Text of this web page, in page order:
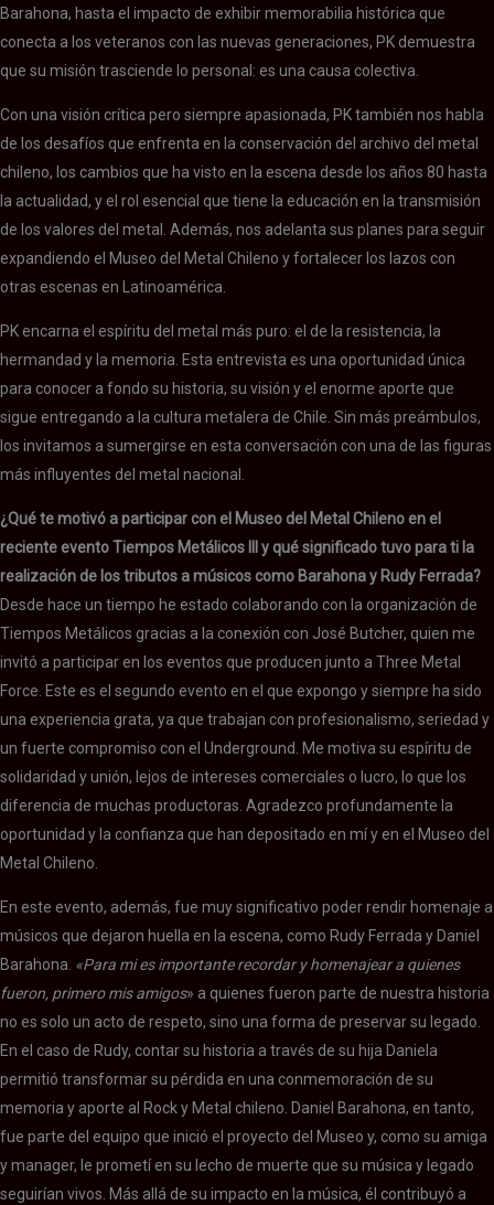
Barahona, hasta el impacto de exhibir memorabilia histórica que
conecta a los veteranos con las nuevas generaciones, PK demuestra
que su misión trasciende lo personal: es una causa colectiva.
Con una visión crítica pero siempre apasionada, PK también nos habla
de los desafíos que enfrenta en la conservación del archivo del metal
chileno, los cambios que ha visto en la escena desde los años 80 hasta
la actualidad, y el rol esencial que tiene la educación en la transmisión
de los valores del metal. Además, nos adelanta sus planes para seguir
expandiendo el Museo del Metal Chileno y fortalecer los lazos con
otras escenas en Latinoamérica.
PK encarna el espíritu del metal más puro: el de la resistencia, la
hermandad y la memoria. Esta entrevista es una oportunidad única
para conocer a fondo su historia, su visión y el enorme aporte que
sigue entregando a la cultura metalera de Chile. Sin más preámbulos,
los invitamos a sumergirse en esta conversación con una de las figuras
más influyentes del metal nacional.
¿Qué te motivó a participar con el Museo del Metal Chileno en el
reciente evento Tiempos Metálicos III y qué significado tuvo para ti la
realización de los tributos a músicos como Barahona y Rudy Ferrada?
Desde hace un tiempo he estado colaborando con la organización de
Tiempos Metálicos gracias a la conexión con José Butcher, quien me
invitó a participar en los eventos que producen junto a Three Metal
Force. Este es el segundo evento en el que expongo y siempre ha sido
una experiencia grata, ya que trabajan con profesionalismo, seriedad y
un fuerte compromiso con el Underground. Me motiva su espíritu de
solidaridad y unión, lejos de intereses comerciales o lucro, lo que los
diferencia de muchas productoras. Agradezco profundamente la
oportunidad y la confianza que han depositado en mí y en el Museo del
Metal Chileno.
En este evento, además, fue muy significativo poder rendir homenaje a
músicos que dejaron huella en la escena, como Rudy Ferrada y Daniel
Barahona. «Para mi es importante recordar y homenajear a quienes
fueron, primero mis amigos» a quienes fueron parte de nuestra historia
no es solo un acto de respeto, sino una forma de preservar su legado.
En el caso de Rudy, contar su historia a través de su hija Daniela
permitió transformar su pérdida en una conmemoración de su
memoria y aporte al Rock y Metal chileno. Daniel Barahona, en tanto,
fue parte del equipo que inició el proyecto del Museo y, como su amiga
y manager, le prometí en su lecho de muerte que su música y legado
seguirían vivos. Más allá de su impacto en la música, él contribuyó a